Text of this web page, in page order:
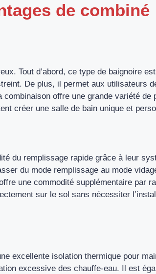
de combiné
Tout d’abord, ce type de baignoire
De plus, il permet aux utilisateurs
combinaison offre une grande variété
créer une salle de bain unique et
du remplissage rapide grâce à leur
du mode remplissage au mode
une commodité supplémentaire par
sur le sol sans nécessiter
excellente isolation thermique pour
excessive des chauffe-eau. Il est